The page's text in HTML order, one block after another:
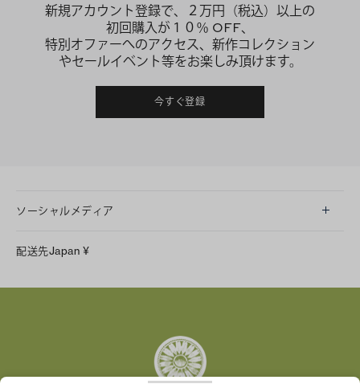
新規アカウント登録で、２万円（税込）以上の
初回購入が１０％ OFF、
特別オファーへのアクセス、新作コレクション
やセールイベント等をお楽しみ頂けます。
今すぐ登録
ソーシャルメディア
Facebook
配送先Japan ¥